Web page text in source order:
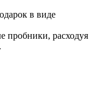
в виде
пробники, расходуя